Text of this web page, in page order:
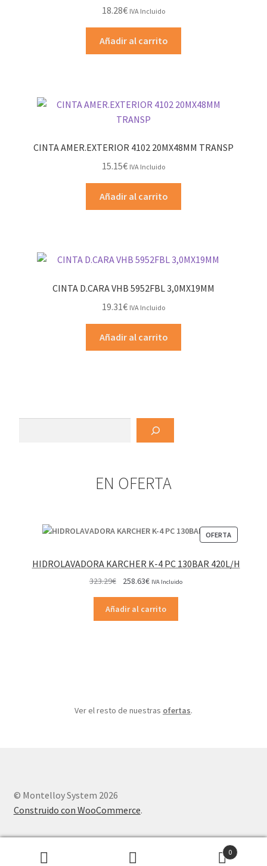
18.28€ IVA Incluido
Añadir al carrito
CINTA AMER.EXTERIOR 4102 20MX48MM TRANSP
15.15€ IVA Incluido
Añadir al carrito
CINTA D.CARA VHB 5952FBL 3,0MX19MM
19.31€ IVA Incluido
Añadir al carrito
EN OFERTA
OFERTA
EN
HIDROLAVADORA KARCHER K-4 PC 130BAR 420L/H
323.29€
original
era:
258.63€El
actual
es:
IVA Incluido
Añadir al carrito
Ver el resto de nuestras ofertas.
© Montelloy System 2026
Construido con WooCommerce.
0